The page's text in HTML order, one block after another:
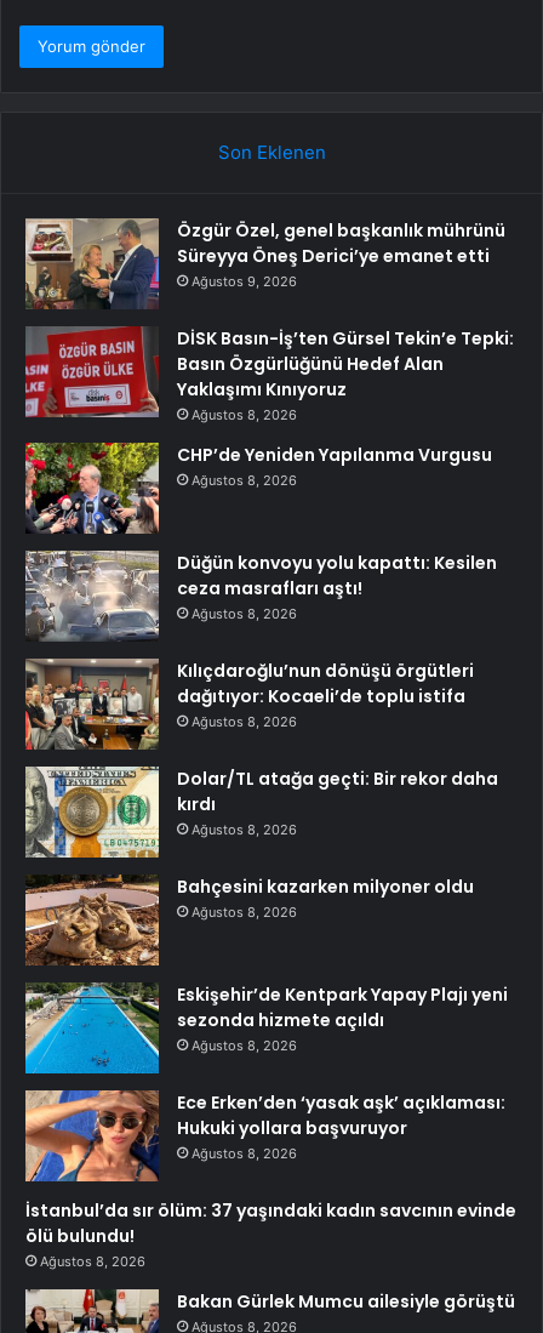
Son Eklenen
Özgür Özel, genel başkanlık mührünü
Süreyya Öneş Derici’ye emanet etti
Ağustos 9, 2026
DİSK Basın-İş’ten Gürsel Tekin’e Tepki:
Basın Özgürlüğünü Hedef Alan
Yaklaşımı Kınıyoruz
Ağustos 8, 2026
CHP’de Yeniden Yapılanma Vurgusu
Ağustos 8, 2026
Düğün konvoyu yolu kapattı: Kesilen
ceza masrafları aştı!
Ağustos 8, 2026
Kılıçdaroğlu’nun dönüşü örgütleri
dağıtıyor: Kocaeli’de toplu istifa
Ağustos 8, 2026
Dolar/TL atağa geçti: Bir rekor daha
kırdı
Ağustos 8, 2026
Bahçesini kazarken milyoner oldu
Ağustos 8, 2026
Eskişehir’de Kentpark Yapay Plajı yeni
sezonda hizmete açıldı
Ağustos 8, 2026
Ece Erken’den ‘yasak aşk’ açıklaması:
Hukuki yollara başvuruyor
Ağustos 8, 2026
İstanbul’da sır ölüm: 37 yaşındaki kadın savcının evinde
ölü bulundu!
Ağustos 8, 2026
Bakan Gürlek Mumcu ailesiyle görüştü
Ağustos 8, 2026